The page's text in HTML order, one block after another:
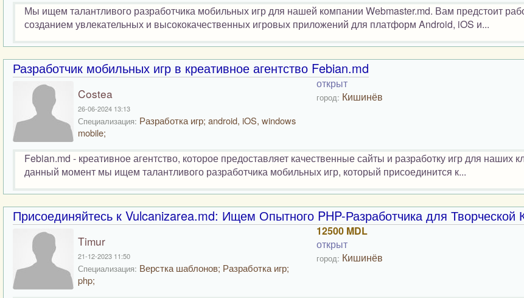
Мы ищем талантливого разработчика мобильных игр для нашей компании Webmaster.md. Вам предстоит
созданием увлекательных и высококачественных игровых приложений для платформ Android, iOS и...
Разработчик мобильных игр в креативное агентство Febian.md
Costea
26-06-2024 13:13
Специализация: Разработка игр; android, iOS, windows
mobile;
открыт
город: Кишинёв
Febian.md - креативное агентство, которое предоставляет качественные сайты и разработку игр для наших
данный момент мы ищем талантливого разработчика мобильных игр, который присоединится к...
Присоединяйтесь к Vulcanizarea.md: Ищем Опытного PHP-Разработчика для Творческой
Timur
21-12-2023 11:50
Специализация: Верстка шаблонов; Разработка игр;
php;
12500 MDL
открыт
город: Кишинёв